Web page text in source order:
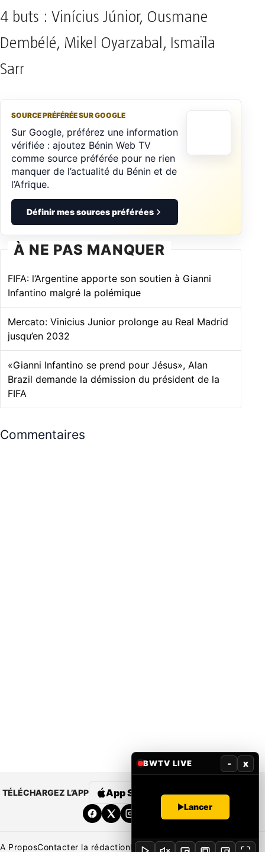
4 buts : Vinícius Júnior, Ousmane
Dembélé, Mikel Oyarzabal, Ismaïla
Sarr
SOURCE PRÉFÉRÉE SUR GOOGLE
Sur Google, préférez une information
vérifiée : ajoutez Bénin Web TV
comme source préférée pour ne rien
manquer de l’actualité du Bénin et de
l’Afrique.
Définir mes sources préférées
À NE PAS MANQUER
FIFA: l’Argentine apporte son soutien à Gianni
Infantino malgré la polémique
Mercato: Vinicius Junior prolonge au Real Madrid
jusqu’en 2032
«Gianni Infantino se prend pour Jésus», Alan
Brazil demande la démission du président de la
FIFA
Commentaires
TÉLÉCHARGEZ L’APP App Store Google Play
A ProposContacter la rédactionRédaction Mentions légales
BWTV LIVE - x
Lancer